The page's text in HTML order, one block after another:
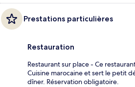
Prestations particulières
Restauration
Restaurant sur place - Ce
Cuisine marocaine et sert le petit
dîner. Réservation obligatoire.